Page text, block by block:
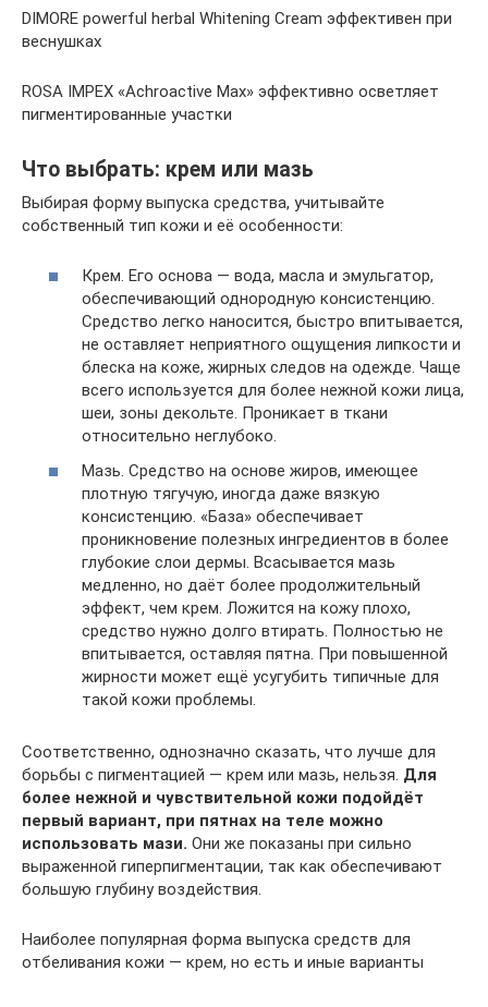
DIMORE powerful herbal Whitening Cream эффективен при
веснушках
ROSA IMPEX «Achroactive Max» эффективно осветляет
пигментированные участки
Что выбрать: крем или мазь
Выбирая форму выпуска средства, учитывайте
собственный тип кожи и её особенности:
Крем. Его основа — вода, масла и эмульгатор,
обеспечивающий однородную консистенцию.
Средство легко наносится, быстро впитывается,
не оставляет неприятного ощущения липкости и
блеска на коже, жирных следов на одежде. Чаще
всего используется для более нежной кожи лица,
шеи, зоны декольте. Проникает в ткани
относительно неглубоко.
Мазь. Средство на основе жиров, имеющее
плотную тягучую, иногда даже вязкую
консистенцию. «База» обеспечивает
проникновение полезных ингредиентов в более
глубокие слои дермы. Всасывается мазь
медленно, но даёт более продолжительный
эффект, чем крем. Ложится на кожу плохо,
средство нужно долго втирать. Полностью не
впитывается, оставляя пятна. При повышенной
жирности может ещё усугубить типичные для
такой кожи проблемы.
Соответственно, однозначно сказать, что лучше для
борьбы с пигментацией — крем или мазь, нельзя. Для
более нежной и чувствительной кожи подойдёт
первый вариант, при пятнах на теле можно
использовать мази. Они же показаны при сильно
выраженной гиперпигментации, так как обеспечивают
большую глубину воздействия.
Наиболее популярная форма выпуска средств для
отбеливания кожи — крем, но есть и иные варианты